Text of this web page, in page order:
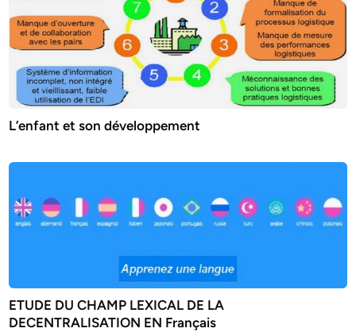
L’enfant et son développement
ETUDE DU CHAMP LEXICAL DE LA
DECENTRALISATION EN Français